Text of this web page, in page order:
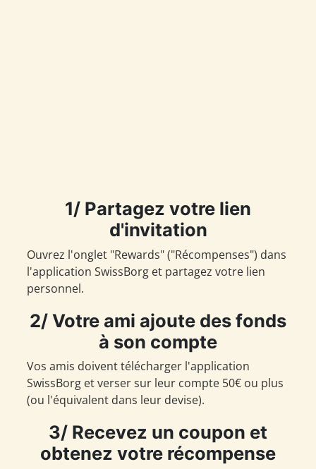
1/ Partagez votre lien
d'invitation
Ouvrez l'onglet "Rewards" ("Récompenses") dans
l'application SwissBorg et partagez votre lien
personnel.
2/ Votre ami ajoute des fonds
à son compte
Vos amis doivent télécharger l'application
SwissBorg et verser sur leur compte 50€ ou plus
(ou l'équivalent dans leur devise).
3/ Recevez un coupon et
obtenez votre récompense